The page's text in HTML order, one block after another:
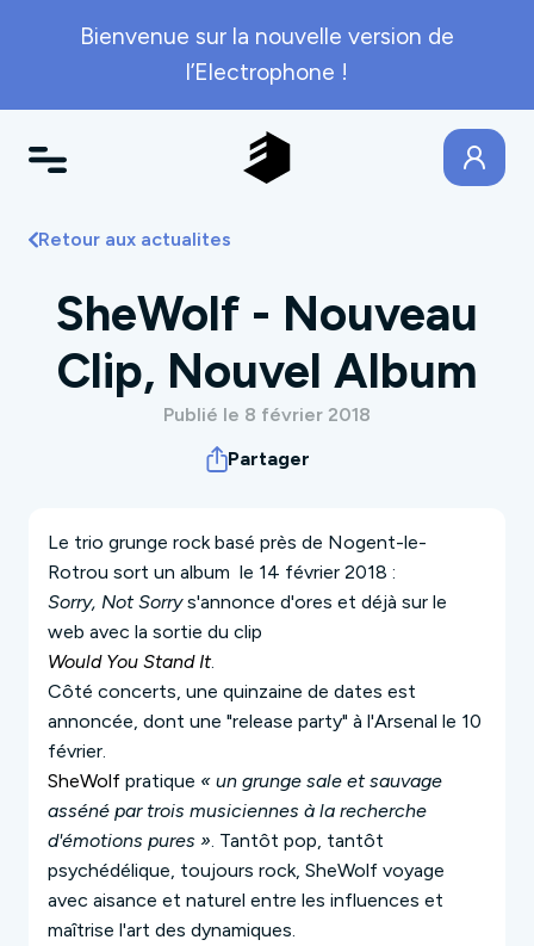
Bienvenue sur la nouvelle version de
l’Electrophone !
Retour aux actualites
SheWolf - Nouveau
Clip, Nouvel Album
Publié le 8 février 2018
Partager
Le trio grunge rock basé près de Nogent-le-
Rotrou sort un album le 14 février 2018 :
Sorry, Not Sorrys'annonce d'ores et déjà sur le
web avec la sortie du clip
Would You Stand It.
Côté concerts, une quinzaine de dates est
annoncée, dont une "release party" à l'Arsenal le 10
février.
SheWolf pratique « un grunge sale et sauvage
asséné par trois musiciennes à la recherche
d'émotions pures ». Tantôt pop, tantôt
psychédélique, toujours rock, SheWolf voyage
avec aisance et naturel entre les influences et
maîtrise l'art des dynamiques.